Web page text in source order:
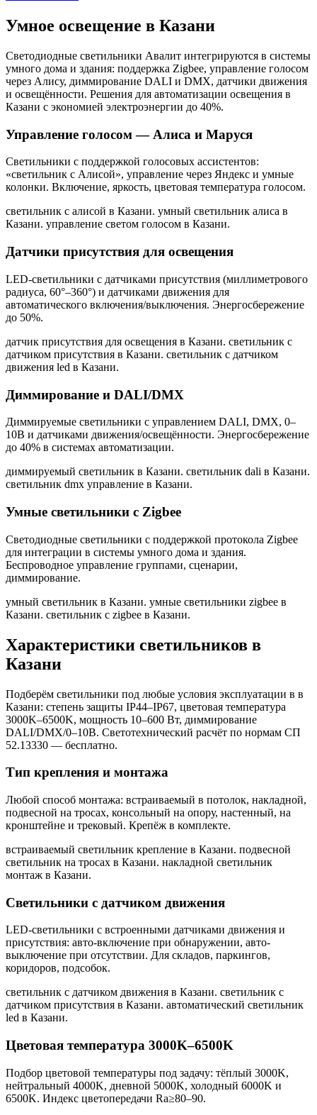
Умное освещение в Казани
Светодиодные светильники Авалит интегрируются в системы
умного дома и здания: поддержка Zigbee, управление голосом
через Алису, диммирование DALI и DMX, датчики движения
и освещённости. Решения для автоматизации освещения в
Казани с экономией электроэнергии до 40%.
Управление голосом — Алиса и Маруся
Светильники с поддержкой голосовых ассистентов:
«светильник с Алисой», управление через Яндекс и умные
колонки. Включение, яркость, цветовая температура голосом.
светильник с алисой в Казани. умный светильник алиса в
Казани. управление светом голосом в Казани.
Датчики присутствия для освещения
LED-светильники с датчиками присутствия (миллиметрового
радиуса, 60°–360°) и датчиками движения для
автоматического включения/выключения. Энергосбережение
до 50%.
датчик присутствия для освещения в Казани. светильник с
датчиком присутствия в Казани. светильник с датчиком
движения led в Казани.
Диммирование и DALI/DMX
Диммируемые светильники с управлением DALI, DMX, 0–
10В и датчиками движения/освещённости. Энергосбережение
до 40% в системах автоматизации.
диммируемый светильник в Казани. светильник dali в Казани.
светильник dmx управление в Казани.
Умные светильники с Zigbee
Светодиодные светильники с поддержкой протокола Zigbee
для интеграции в системы умного дома и здания.
Беспроводное управление группами, сценарии,
диммирование.
умный светильник в Казани. умные светильники zigbee в
Казани. светильник с zigbee в Казани.
Характеристики светильников в
Казани
Подберём светильники под любые условия эксплуатации в в
Казани: степень защиты IP44–IP67, цветовая температура
3000K–6500K, мощность 10–600 Вт, диммирование
DALI/DMX/0–10В. Светотехнический расчёт по нормам СП
52.13330 — бесплатно.
Тип крепления и монтажа
Любой способ монтажа: встраиваемый в потолок, накладной,
подвесной на тросах, консольный на опору, настенный, на
кронштейне и трековый. Крепёж в комплекте.
встраиваемый светильник крепление в Казани. подвесной
светильник на тросах в Казани. накладной светильник
монтаж в Казани.
Светильники с датчиком движения
LED-светильники с встроенными датчиками движения и
присутствия: авто-включение при обнаружении, авто-
выключение при отсутствии. Для складов, паркингов,
коридоров, подсобок.
светильник с датчиком движения в Казани. светильник с
датчиком присутствия в Казани. автоматический светильник
led в Казани.
Цветовая температура 3000K–6500K
Подбор цветовой температуры под задачу: тёплый 3000K,
нейтральный 4000K, дневной 5000K, холодный 6000K и
6500K. Индекс цветопередачи Ra≥80–90.